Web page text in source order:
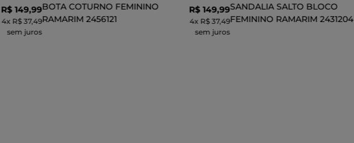
R$ 149,99
4x R$ 37,49
sem juros
BOTA COTURNO FEMININO
RAMARIM 2456121
R$ 149,99
4x R$ 37,49
sem juros
SANDALIA SALTO BLOCO
FEMININO RAMARIM 2431204